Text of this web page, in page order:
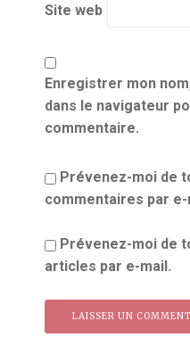
Site web
Enregistrer mon
dans le navigateur
commentaire.
Prévenez-moi de
commentaires par e-
Prévenez-moi de
articles par e-mail.